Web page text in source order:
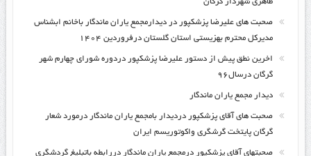
صحبت های علیرضا پزشکپور در دیدارمجمع یاران ماندگار باخانم ابشناس
مدیرکل محترم بهزیستی استان گلستان درفروردین ۱۴۰۴
اخرین نطق پیش از دستور علیرضا پزشکپور دردوره شورای چهارم شهر
گرگان درسال۹۶
دیدار مجمع یاران ماندگار
صحبت های آقای پزشکپور دردیدار بامجمع یاران ماندگار درمورد شعار
گرگان پایتخت گرشگری واکوتوریسم ایران
صحبتهای آقای پزشکپور درمجمع یاران ماندگار دررابطه باتبلیغ گردشگری